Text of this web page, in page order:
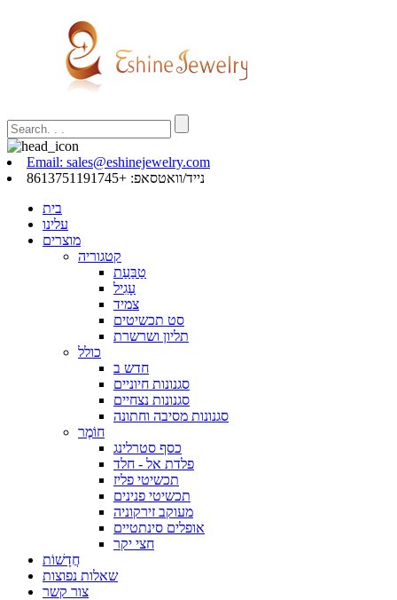
Email: sales@eshinejewelry.com
נייד/וואטסאפ: +8613751191745
בית
עלינו
מוצרים
קטגוריה
טַבַּעַת
עָגִיל
צמיד
סט תכשיטים
תליון ושרשרת
כולל
חדש ב
סגנונות חיוניים
סגנונות נצחיים
סגנונות מסיבה וחתונה
חוֹמֶר
כסף סטרלינג
פלדת אל - חלד
תכשיטי פליז
תכשיטי פנינים
מעוקב זירקוניה
אופלים סינתטיים
חצי יקר
חֲדָשׁוֹת
שאלות נפוצות
צור קשר